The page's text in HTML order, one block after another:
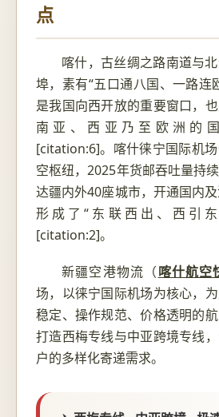
点
喀什，古丝绸之路南道与
埠，素有“五口通八国、一路连
是我国向西开放的重要窗口，也
南亚、西亚乃至欧洲的
[citation:6]。喀什徕宁国际机
空枢纽，2025年货邮吞吐量持
达疆内外40座城市，开通国内及
形成了“东联西出、西引
[citation:2]。
新疆空港物流（喀什航空
场，以徕宁国际机场为核心，
稳定、操作规范、价格透明的
打造西梅专线与中亚跨境专线
户的多样化寄递需求。